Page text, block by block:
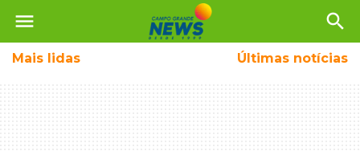
menu search
Mais lidas Últimas notícias